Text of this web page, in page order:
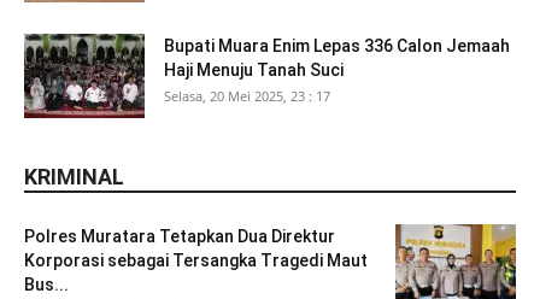
Bupati Muara Enim Lepas 336 Calon Jemaah
Haji Menuju Tanah Suci
Selasa, 20 Mei 2025, 23 : 17
KRIMINAL
Polres Muratara Tetapkan Dua Direktur
Korporasi sebagai Tersangka Tragedi Maut
Bus...